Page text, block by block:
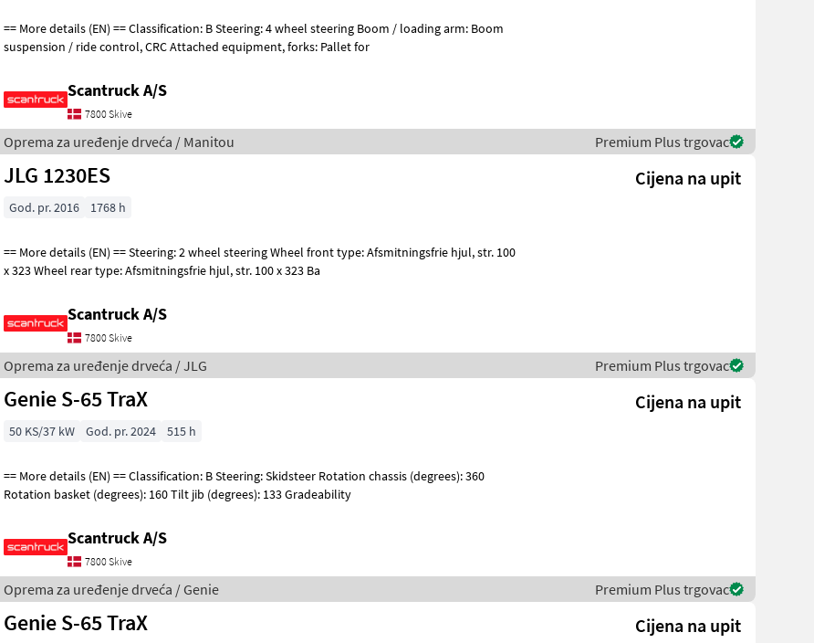
== More details (EN) == Classification: B Steering: 4 wheel steering Boom / loading arm: Boom
suspension / ride control, CRC Attached equipment, forks: Pallet for
Scantruck A/S
7800 Skive
Oprema za uređenje drveća / Manitou Premium Plus trgovac
JLG 1230ES Cijena na upit
God. pr. 2016 1768 h
== More details (EN) == Steering: 2 wheel steering Wheel front type: Afsmitningsfrie hjul, str. 100
x 323 Wheel rear type: Afsmitningsfrie hjul, str. 100 x 323 Ba
Scantruck A/S
7800 Skive
Oprema za uređenje drveća / JLG Premium Plus trgovac
Genie S-65 TraX Cijena na upit
50 KS/37 kW God. pr. 2024 515 h
== More details (EN) == Classification: B Steering: Skidsteer Rotation chassis (degrees): 360
Rotation basket (degrees): 160 Tilt jib (degrees): 133 Gradeability
Scantruck A/S
7800 Skive
Oprema za uređenje drveća / Genie Premium Plus trgovac
Genie S-65 TraX Cijena na upit